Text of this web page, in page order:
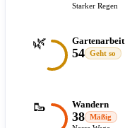
Starker Regen
🌿 Gartenarbeit
54 Geht so
🥾 Wandern
38
Mäßig